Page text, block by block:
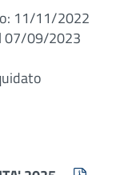
11/11/2022
07/09/2023